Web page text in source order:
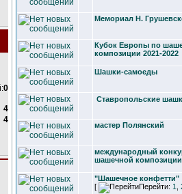
0
4
4
Мемориал Н.
Кубок Европы по
композиции 2021-2022
Шашки-самоеды
Ставропольские
мастер Полянский
международный
шашечной
"Шашечное конфетти"
[
Перейти: 1